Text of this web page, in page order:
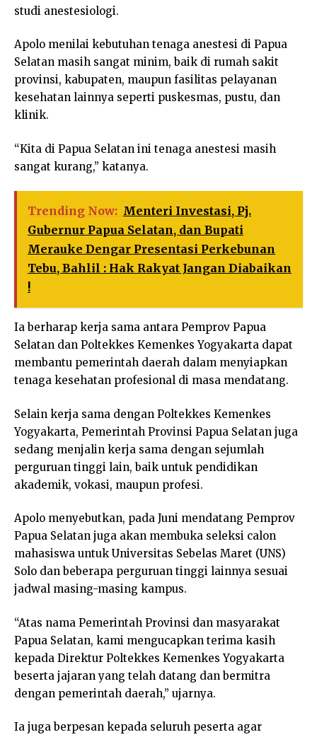
studi anestesiologi.
Apolo menilai kebutuhan tenaga anestesi di Papua
Selatan masih sangat minim, baik di rumah sakit
provinsi, kabupaten, maupun fasilitas pelayanan
kesehatan lainnya seperti puskesmas, pustu, dan
klinik.
“Kita di Papua Selatan ini tenaga anestesi masih
sangat kurang,” katanya.
Trending Now: Menteri Investasi, Pj.
Gubernur Papua Selatan, dan Bupati
Merauke Dengar Presentasi Perkebunan
Tebu, Bahlil : Hak Rakyat Jangan Diabaikan
!
Ia berharap kerja sama antara Pemprov Papua
Selatan dan Poltekkes Kemenkes Yogyakarta dapat
membantu pemerintah daerah dalam menyiapkan
tenaga kesehatan profesional di masa mendatang.
Selain kerja sama dengan Poltekkes Kemenkes
Yogyakarta, Pemerintah Provinsi Papua Selatan juga
sedang menjalin kerja sama dengan sejumlah
perguruan tinggi lain, baik untuk pendidikan
akademik, vokasi, maupun profesi.
Apolo menyebutkan, pada Juni mendatang Pemprov
Papua Selatan juga akan membuka seleksi calon
mahasiswa untuk Universitas Sebelas Maret (UNS)
Solo dan beberapa perguruan tinggi lainnya sesuai
jadwal masing-masing kampus.
“Atas nama Pemerintah Provinsi dan masyarakat
Papua Selatan, kami mengucapkan terima kasih
kepada Direktur Poltekkes Kemenkes Yogyakarta
beserta jajaran yang telah datang dan bermitra
dengan pemerintah daerah,” ujarnya.
Ia juga berpesan kepada seluruh peserta agar